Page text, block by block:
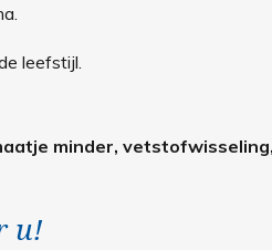
leefstijl.
minder,
u!